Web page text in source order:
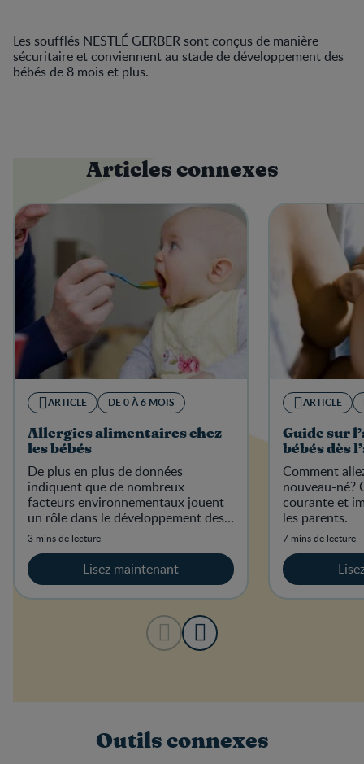
Les soufflés NESTLÉ GERBER sont conçus de manière
sécuritaire et conviennent au stade de développement des
bébés de 8 mois et plus.
Articles connexes
ARTICLE DE 0 À 6 MOIS
Allergies alimentaires chez
les bébés
De plus en plus de données
indiquent que de nombreux
facteurs environnementaux jouent
un rôle dans le développement des
allergies chez les bébés.
3 mins de lecture
Lisez maintenant
ARTICLE
Guide sur
bébés dès
Comment
nouveau-né?
courante et
les parents.
7 mins de lecture
Outils connexes